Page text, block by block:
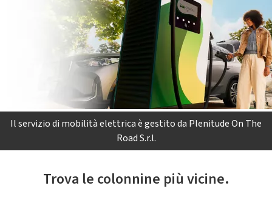
Il servizio di mobilità elettrica è gestito da Plenitude On The
Road S.r.l.
Trova le colonnine più vicine.